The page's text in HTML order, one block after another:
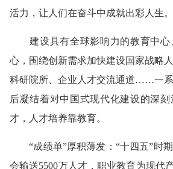
活力，让人们在奋斗中成就出彩人生。
建设具有全球影响力的教育中心
心，围绕创新需求加快建设国家战略
科研院所、企业人才交流通道……一
后凝结着对中国式现代化建设的深刻
才，人才培养靠教育。
“成绩单”厚积薄发：“十四五”时期
会输送5500万人才，职业教育为现代